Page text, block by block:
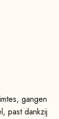
gangen
past dankzij